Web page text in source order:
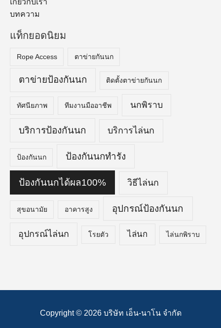
บทความ
แท็กยอดนิยม
Rope Access ตาข่ายกันนก
ตาข่ายป้องกันนก ติดตั้งตาข่ายกันนก
ทัศนียภาพ ทีมงานมืออาชีพ นกพิราบ
บริการป้องกันนก บริการไล่นก
ป้องกันนก ป้องกันนกทำรัง
ป้องกันนกได้ผล100% วิธีไล่นก
สุขอนามัย อาคารสูง อุปกรณ์ป้องกันนก
อุปกรณ์ไล่นก โรยตัว ไล่นก ไล่นกพิราบ
Copyright © 2026 บริษัท เอ็น-นาโน จำกัด